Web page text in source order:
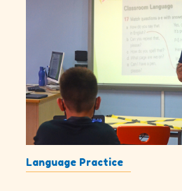
Language Practice